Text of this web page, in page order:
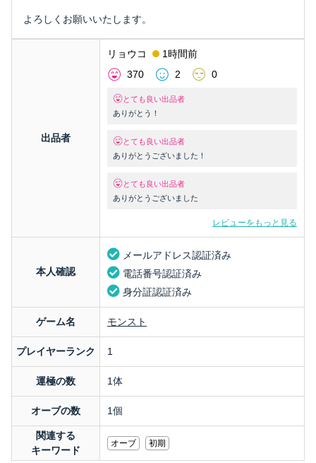
よろしくお願いいたします。
出品者
リョウコ
1時間前
370
2 0
とても良い出品者
ありがとう！
とても良い出品者
ありがとうございました！
とても良い出品者
ありがとうございました
レビューをもっと見る
本人確認
メールアドレス認証済み
電話番号認証済み
身分証認証済み
ゲーム名 モンスト
プレイヤーランク 1
運極の数 1体
オーブの数 1個
関連する
キーワード
オーブ 初期